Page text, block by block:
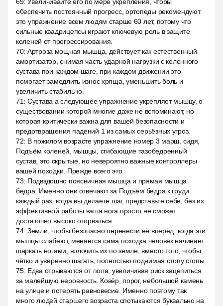
обеспечить постоянный прогресс, ортопеды рекомендуют
это упражнение всем людям старше 60 лет, потому что
сильные квадрицепсы играют ключевую роль в защите
коленей от прогрессирования.
70: Артроза мощная мышца, действует как естественный
амортизатор, снимая часть ударной нагрузки с коленного
сустава при каждом шаге, при каждом движении это
помогает замедлить износ хряща, уменьшить боль и
увеличить стабильно.
71: Сустава а следующее упражнение укрепляет мышцу, о
существовании которой многие даже не вспоминают, но
которая критически важна для вашей безопасности и
предотвращения падений 1 из самых серьёзных угроз.
72: В пожилом возрасте упражнение номер 3 марш, сидя,
Подъём коленей, мышцы, сгибающие тазобедренный
сустав, это скрытые, но невероятно важные контроллеры
вашей походки. Прежде всего это
73: Подвздошно поясничная мышца и прямая мышца
бедра. Именно они отвечают за Подъём бедра к груди
каждый раз, когда вы делаете шаг, представьте себе, без их
эффективной работы ваша нога просто не сможет
достаточно высоко оторваться.
74: Земли, чтобы безопасно перенести её вперёд, когда эти
мышцы слабеют, меняется сама походка человек начинает
шаркать ногами, волочить их по земле, вместо того, чтобы
чётко и уверенно шагать, полностью поднимая стопу стопы.
75: Едва отрываются от пола, увеличивая риск зацепиться
за малейшую неровность. Ковёр, порог, небольшой камень
на улице и потерять равновесие. Именно поэтому так
много людей старшего возраста спотыкаются буквально на